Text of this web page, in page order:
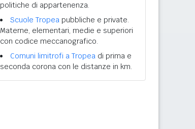
politiche di appartenenza.
Scuole Tropea pubbliche e private.
Materne, elementari, medie e superiori
con codice meccanografico.
Comuni limitrofi a Tropea di prima e
seconda corona con le distanze in km.